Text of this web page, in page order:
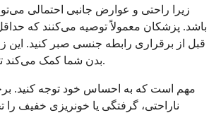
زیرا راحتی و عوارض جانبی احتمالی
بدن شما کمک می‌کند تا با دستگاه سازگار شود.
مهم است که به احساس خود توجه کنید.
ناراحتی، گرفتگی یا خونریزی خفیف را